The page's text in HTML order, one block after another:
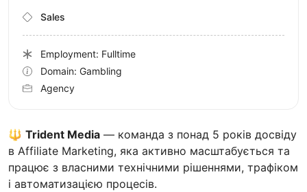
🔱 Trident Media — команда з понад 5 років досвіду
в Affiliate Marketing, яка активно масштабується та
працює з власними технічними рішеннями, трафіком
і автоматизацією процесів.
Sales
Employment: Fulltime
Domain: Gambling
Agency